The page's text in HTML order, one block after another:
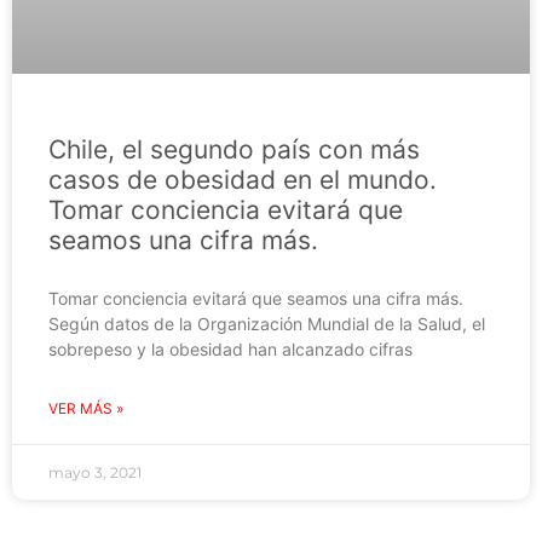
Chile, el segundo país con más
casos de obesidad en el mundo.
Tomar conciencia evitará que
seamos una cifra más.
Tomar conciencia evitará que seamos una cifra más.
Según datos de la Organización Mundial de la Salud, el
sobrepeso y la obesidad han alcanzado cifras
VER MÁS »
mayo 3, 2021